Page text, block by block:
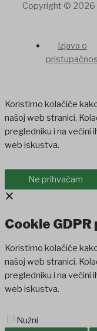
Copyright © 2026
Izjava o
Koristimo kolačiće
našoj web stranici.
pregledniku i na većini
web iskustva.
Ne prihvaćam
×
Cookie
Koristimo kolačiće
našoj web stranici.
pregledniku i na većini
web iskustva.
Nužni